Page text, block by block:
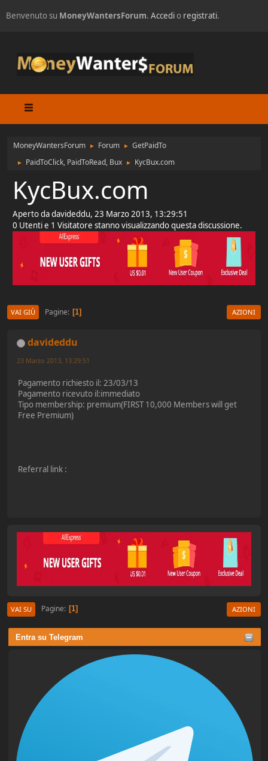
Benvenuto su MoneyWantersForum. Accedio registrati.
MoneyWantersForum ► Forum ► GetPaidTo
► PaidToClick, PaidToRead, Bux ► KycBux.com
Entra su Telegram
KycBux.com
Aperto da davideddu, 23 Marzo 2013, 13:29:51
0 Utenti e 1 Visitatore stanno visualizzando questa discussione.
VAI GIÙ Pagine 1 AZIONI
davideddu
23 Marzo 2013, 13:29:51
Pagamento richiesto il: 23/03/13
Pagamento ricevuto il:immediato
Tipo membership: premium(FIRST 10,000 Members will get
Free Premium)
Referral link :
VAI SU Pagine 1 AZIONI